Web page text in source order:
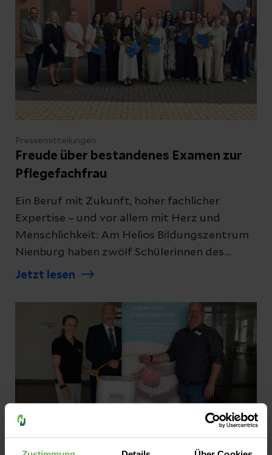
vorgestellt. Dabei standen Themen wie
Theorie-Praxis-Transfer, Kommunikation,
Übergaben und die Begleitung neuer
Mitarbeitender im Fokus.
Pressemitteilungen
Freude über bestandenes Examen zur
Pflegefachfrau
Ein Beruf mit Zukunft, hoher fachlicher
Expertise – und vor allem mit Herz und
Menschlichkeit: Am Helios Bildungszentrum
Nienburg haben zwölf Schülerinnen des
Kurses 23/26-2 ihr Examen zur Pflegefachfrau
schloss ihre Ausbildung dabei sogar mit der
Traumnote 1,0 ab. Im Rahmen einer feierlichen
Examensübergabe in der Helios Klinik
Stolzenau wurden die Absolventinnen für ihre
Leistungen geehrt. Besonders erfreulich:
Einige von ihnen werden künftig die Teams
der Helios Kliniken Mittelweser verstärken
und ihre berufliche Zukunft in der Region
gestalten
Jetzt lesen